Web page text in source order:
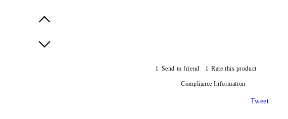
Send to friend Rate this product
Compliance Information
Tweet